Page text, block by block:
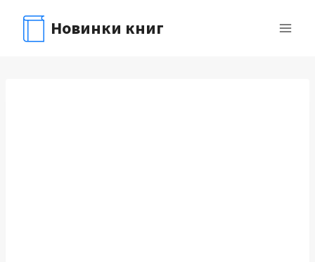
содержимому
Новинки книг